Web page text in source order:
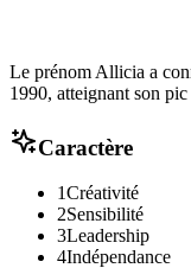
Le prénom Allicia a
1990, atteignant son
Caractère
1Créativité
2Sensibilité
3Leadership
4Indépendance